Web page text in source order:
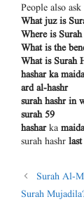
People also ask
What juz is
Where is
What is the
What is Surah
hashar ka
ard al-hashr
surah hashr in
surah 59
hasharka
surah hashr
Surah Al-